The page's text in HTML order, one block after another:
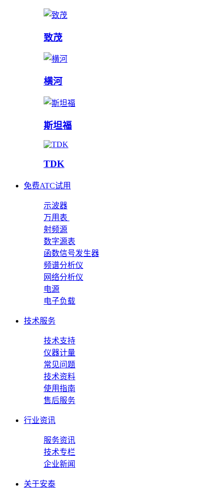
致茂
横河
斯坦福
TDK
免费ATC试用
示波器
万用表
射频源
数字源表
函数信号发生器
频谱分析仪
网络分析仪
电源
电子负载
技术服务
技术支持
仪器计量
常见问题
技术资料
使用指南
售后服务
行业资讯
服务资讯
技术专栏
企业新闻
关于安泰